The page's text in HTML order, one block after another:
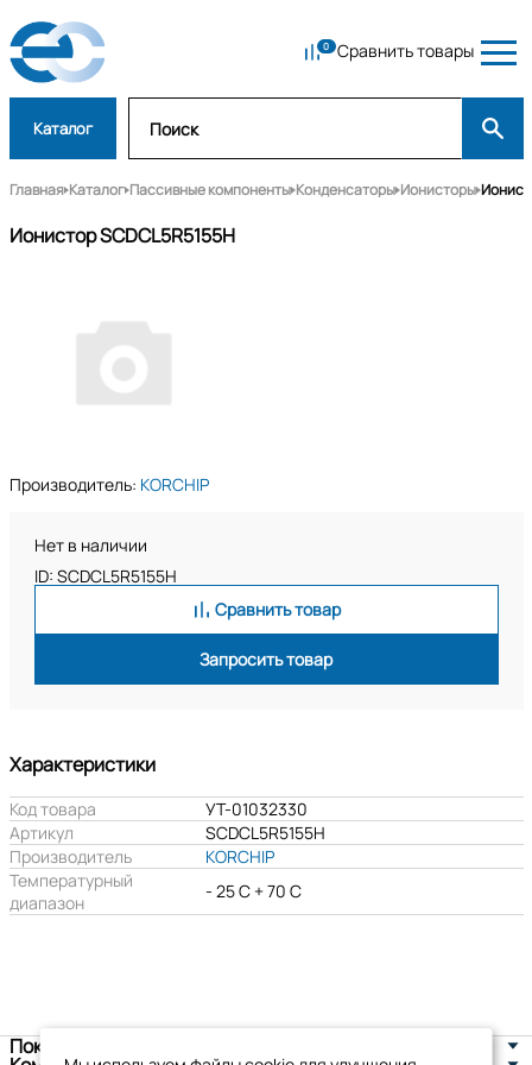
Сравнить товары
Каталог
Главная Каталог Пассивные компоненты Конденсаторы Ионисторы
Ионистор SCDCL5R5155H
Производитель: KORCHIP
Нет в наличии
ID: SCDCL5R5155H
Сравнить товар
Запросить товар
Характеристики
Код товара
УТ-01032330
Артикул
SCDCL5R5155H
Производитель
KORCHIP
Температурный
диапазон
- 25 C + 70 C
Покупателям